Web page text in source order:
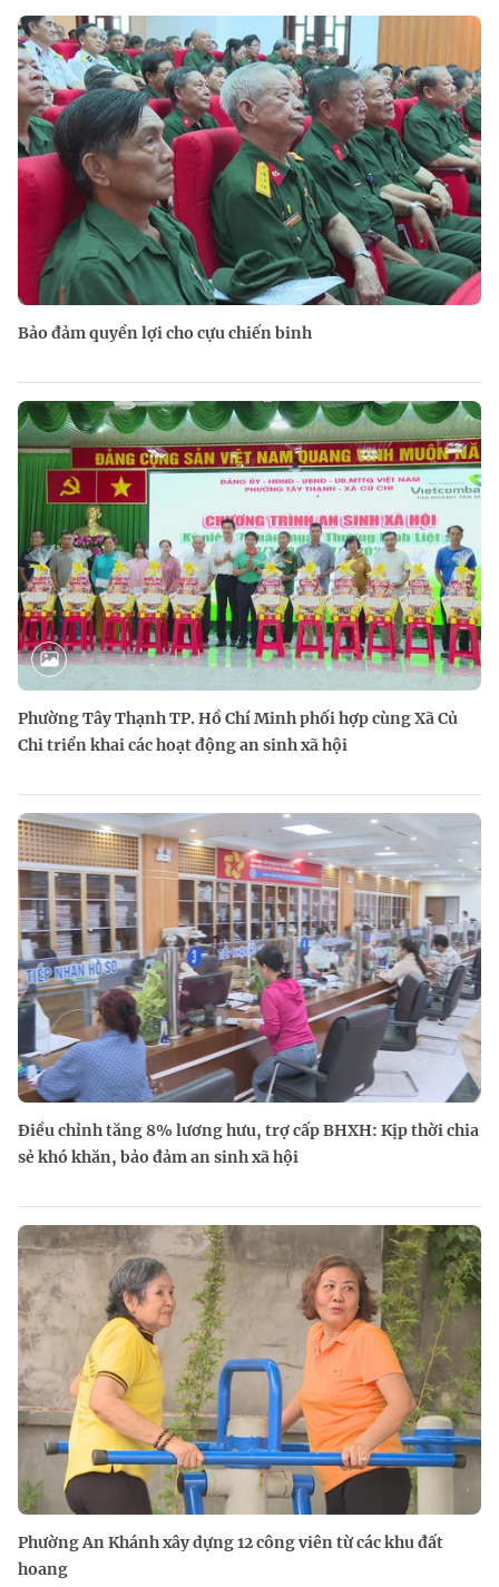
Bảo đảm quyền lợi cho cựu chiến binh
Phường Tây Thạnh TP. Hồ Chí Minh phối hợp cùng Xã Củ
Chi triển khai các hoạt động an sinh xã hội
Điều chỉnh tăng 8% lương hưu, trợ cấp BHXH: Kịp thời chia
sẻ khó khăn, bảo đảm an sinh xã hội
Phường An Khánh xây dựng 12 công viên từ các khu đất
hoang